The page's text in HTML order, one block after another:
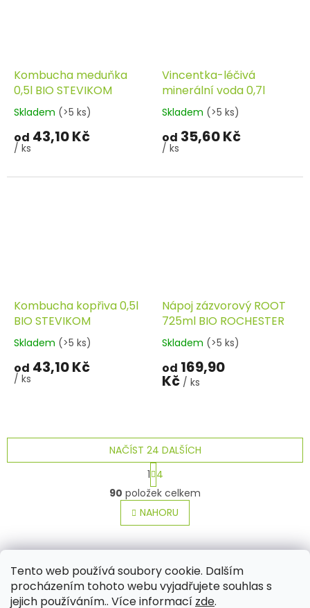
Tento web používá soubory cookie. Dalším
procházením tohoto webu vyjadřujete souhlas s
jejich používáním.. Více informací zde.
Kombucha meduňka
0,5l BIO STEVIKOM
Skladem (>5 ks)
od 43,10 Kč
/ ks
Vincentka-léčivá
minerální voda 0,7l
Skladem (>5 ks)
od 35,60 Kč
/ ks
Kombucha kopřiva 0,5l
BIO STEVIKOM
Skladem (>5 ks)
od 43,10 Kč
/ ks
Nápoj zázvorový ROOT
725ml BIO ROCHESTER
Skladem (>5 ks)
od 169,90
Kč / ks
O
v
l
á
d
a
c
í
p
NAČÍST 24 DALŠÍCH
S
t
r
á
n
k
v
n
í
1 4
90 položek celkem
NAHORU
Z
Aktuality Kamenné prodejny Kosmetika Provita